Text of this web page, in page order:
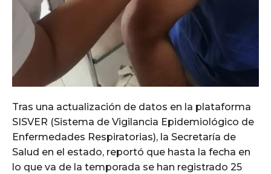
Tras una actualización de datos en la plataforma
SISVER (Sistema de Vigilancia Epidemiológico de
Enfermedades Respiratorias), la Secretaría de
Salud en el estado, reportó que hasta la fecha en
lo que va de la temporada se han registrado 25